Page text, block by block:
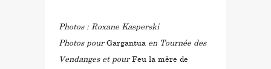
Photos : Roxane Kasperski
Photos pourGargantua en Tournée des
Vendanges et pourFeu la mère de